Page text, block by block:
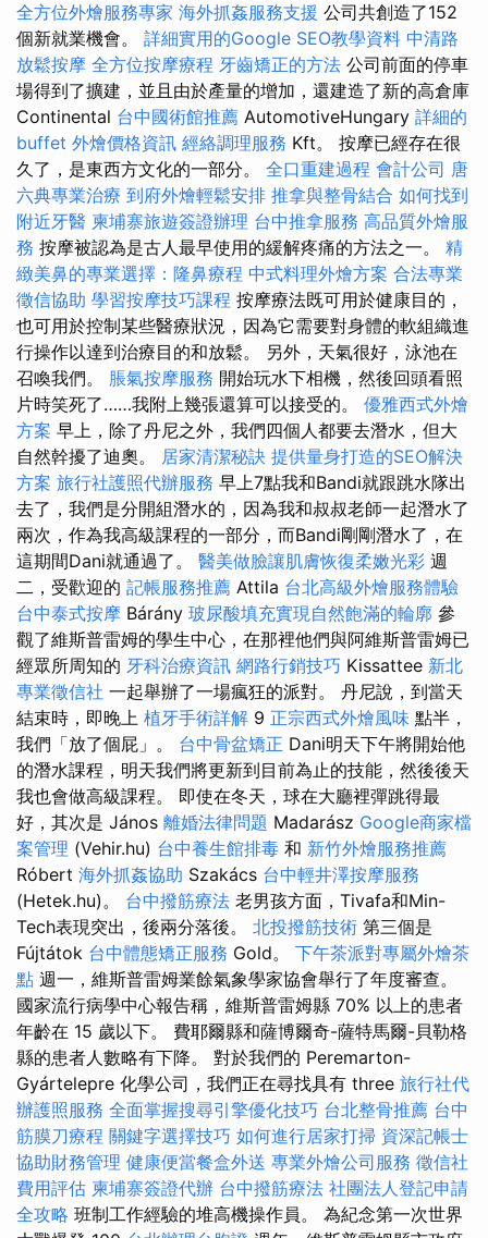
全方位外燴服務專家 海外抓姦服務支援 公司共創造了152
個新就業機會。 詳細實用的Google SEO教學資料 中清路
放鬆按摩 全方位按摩療程 牙齒矯正的方法 公司前面的停車
場得到了擴建，並且由於產量的增加，還建造了新的高倉庫
Continental 台中國術館推薦 AutomotiveHungary 詳細的
buffet 外燴價格資訊 經絡調理服務 Kft。 按摩已經存在很
久了，是東西方文化的一部分。 全口重建過程 會計公司 唐
六典專業治療 到府外燴輕鬆安排 推拿與整骨結合 如何找到
附近牙醫 柬埔寨旅遊簽證辦理 台中推拿服務 高品質外燴服
務 按摩被認為是古人最早使用的緩解疼痛的方法之一。 精
緻美鼻的專業選擇：隆鼻療程 中式料理外燴方案 合法專業
徵信協助 學習按摩技巧課程 按摩療法既可用於健康目的，
也可用於控制某些醫療狀況，因為它需要對身體的軟組織進
行操作以達到治療目的和放鬆。 另外，天氣很好，泳池在
召喚我們。 脹氣按摩服務 開始玩水下相機，然後回頭看照
片時笑死了……我附上幾張還算可以接受的。 優雅西式外燴
方案 早上，除了丹尼之外，我們四個人都要去潛水，但大
自然幹擾了迪奧。 居家清潔秘訣 提供量身打造的SEO解決
方案 旅行社護照代辦服務 早上7點我和Bandi就跟跳水隊出
去了，我們是分開組潛水的，因為我和叔叔老師一起潛水了
兩次，作為我高級課程的一部分，而Bandi剛剛潛水了，在
這期間Dani就通過了。 醫美做臉讓肌膚恢復柔嫩光彩 週
二，受歡迎的 記帳服務推薦 Attila 台北高級外燴服務體驗
台中泰式按摩 Bárány 玻尿酸填充實現自然飽滿的輪廓 參
觀了維斯普雷姆的學生中心，在那裡他們與阿維斯普雷姆已
經眾所周知的 牙科治療資訊 網路行銷技巧 Kissattee 新北
專業徵信社 一起舉辦了一場瘋狂的派對。 丹尼說，到當天
結束時，即晚上 植牙手術詳解 9 正宗西式外燴風味 點半，
我們「放了個屁」。 台中骨盆矯正 Dani明天下午將開始他
的潛水課程，明天我們將更新到目前為止的技能，然後後天
我也會做高級課程。 即使在冬天，球在大廳裡彈跳得最
好，其次是 János 離婚法律問題 Madarász Google商家檔
案管理 (Vehir.hu) 台中養生館排毒 和 新竹外燴服務推薦
Róbert 海外抓姦協助 Szakács 台中輕井澤按摩服務
(Hetek.hu)。 台中撥筋療法 老男孩方面，Tivafa和Min-
Tech表現突出，後兩分落後。 北投撥筋技術 第三個是
Fújtátok 台中體態矯正服務 Gold。 下午茶派對專屬外燴茶
點 週一，維斯普雷姆業餘氣象學家協會舉行了年度審查。
國家流行病學中心報告稱，維斯普雷姆縣 70% 以上的患者
年齡在 15 歲以下。 費耶爾縣和薩博爾奇-薩特馬爾-貝勒格
縣的患者人數略有下降。 對於我們的 Peremarton-
Gyártelepre 化學公司，我們正在尋找具有 three 旅行社代
辦護照服務 全面掌握搜尋引擎優化技巧 台北整骨推薦 台中
筋膜刀療程 關鍵字選擇技巧 如何進行居家打掃 資深記帳士
協助財務管理 健康便當餐盒外送 專業外燴公司服務 徵信社
費用評估 柬埔寨簽證代辦 台中撥筋療法 社團法人登記申請
全攻略 班制工作經驗的堆高機操作員。 為紀念第一次世界